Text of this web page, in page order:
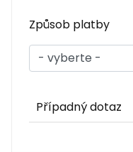
Způsob platby
Případný dotaz